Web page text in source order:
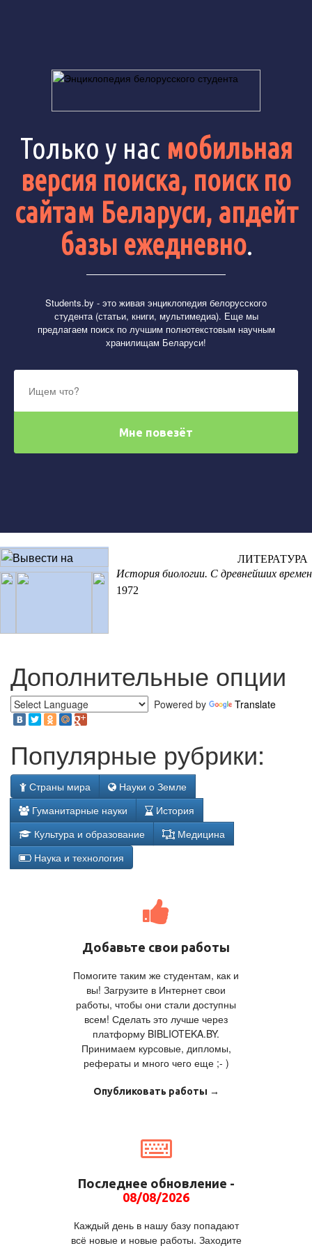
Только у нас мобильная
версия поиска, поиск по
сайтам Беларуси, апдейт
базы ежедневно.
Students.by - это живая энциклопедия белорусского
студента (статьи, книги, мультимедиа). Еще мы
предлагаем поиск по лучшим полнотекстовым научным
хранилищам Беларуси!
ЛИТЕРАТУРА
История биологии. С древнейших
1972
Дополнительные опции
Powered by Translate
Популярные рубрики:
Страны мира
Науки о Земле
Гуманитарные науки
История
Культура и образование
Медицина
Наука и технология
Добавьте свои работы
Помогите таким же студентам, как и
вы! Загрузите в Интернет свои
работы, чтобы они стали доступны
всем! Сделать это лучше через
платформу BIBLIOTEKA.BY.
Принимаем курсовые, дипломы,
рефераты и много чего еще ;- )
Опубликовать работы →
Последнее обновление -
08/08/2026
Каждый день в нашу базу попадают
всё новые и новые работы. Заходите